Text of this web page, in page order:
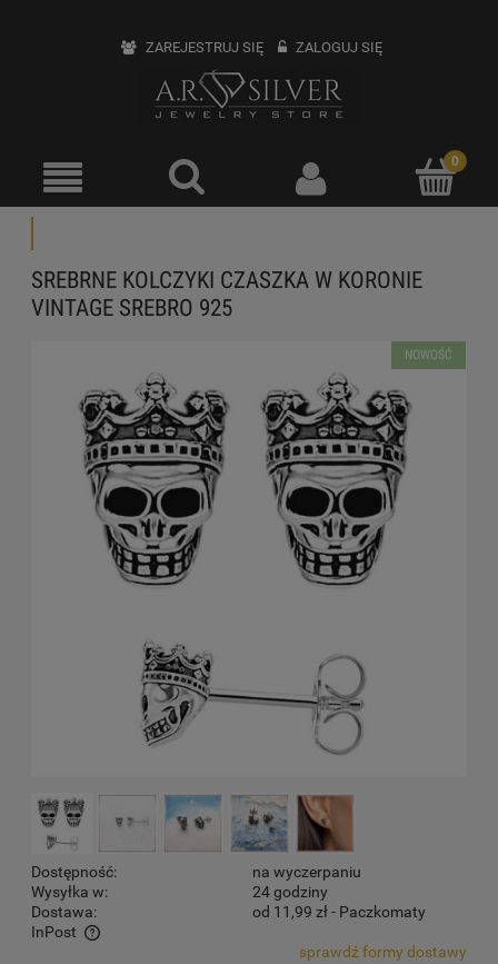
ZAREJESTRUJ SIĘ ZALOGUJ SIĘ
SREBRNE KOLCZYKI CZASZKA W KORONIE
VINTAGE SREBRO 925
NOWOŚĆ
Dostępność:
na wyczerpaniu
Wysyłka w:
24 godziny
Dostawa:
od 11,99 zł- Paczkomaty
InPost
Cena nie zawiera ewentualnych kosztów płatnościsprawdź formy dostawy